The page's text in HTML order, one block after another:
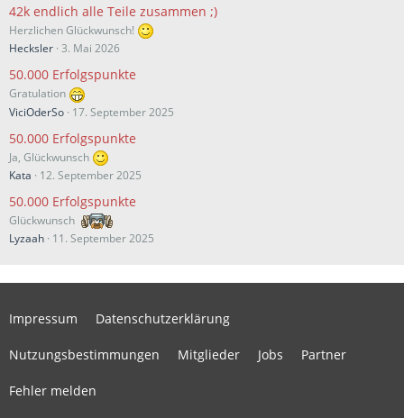
42k endlich alle Teile zusammen ;)
Herzlichen Glückwunsch!
Hecksler 3. Mai 2026
50.000 Erfolgspunkte
Gratulation
ViciOderSo 17. September 2025
50.000 Erfolgspunkte
Ja, Glückwunsch
Kata
12. September 2025
50.000 Erfolgspunkte
Glückwunsch
Lyzaah 11. September 2025
Impressum Datenschutzerklärung
Nutzungsbestimmungen Mitglieder Jobs Partner
Fehler melden